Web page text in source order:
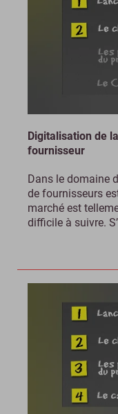
Digitalisation de
fournisseur
Dans le domaine
de fournisseurs
marché est
difficile à suivre.